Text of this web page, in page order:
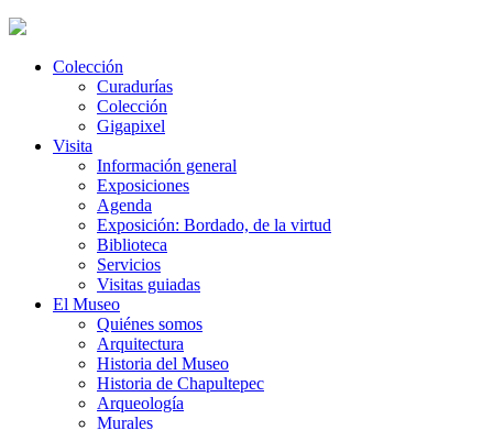
Colección
Curadurías
Colección
Gigapixel
Visita
Información general
Exposiciones
Agenda
Exposición: Bordado, de la virtud
Biblioteca
Servicios
Visitas guiadas
El Museo
Quiénes somos
Arquitectura
Historia del Museo
Historia de Chapultepec
Arqueología
Murales